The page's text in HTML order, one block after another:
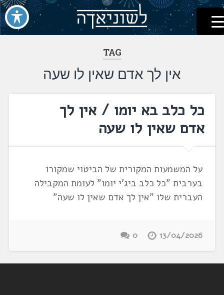
דלג
לתוכן
לשוניאדה
עברית. לשון. שפה
TAG
אין לך אדם שאין לו שעה
כל כלב בא יומו / אין לך
אדם שאין לו שעה
על המשמעות המקורית של הביטוי שמקורו
בערבית "כל כלב ביג'י יומו" לעומת המקבילה
העברית שלו "אין לך אדם שאין לו שעה"
13/04/2026
0